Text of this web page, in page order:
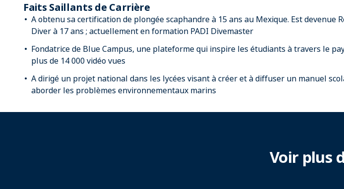
Faits Saillants de Carrière
A obtenu sa certification de plongée scaphandre à 15 ans au Mexique. Est devenue
Diver à 17 ans ; actuellement en formation PADI Divemaster
Fondatrice de Blue Campus, une plateforme qui inspire les étudiants à travers le
plus de 14 000 vidéo vues
A dirigé un projet national dans les lycées visant à créer et à diffuser un manuel
aborder les problèmes environnementaux marins
Voir plus